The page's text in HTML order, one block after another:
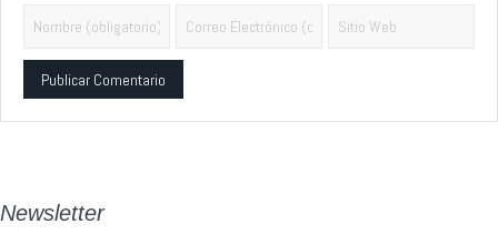
Newsletter